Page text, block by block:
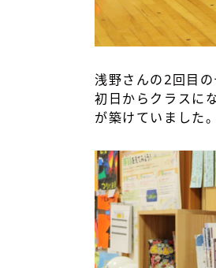
浅野さんの2回目
初日からクラスに
が築けていました